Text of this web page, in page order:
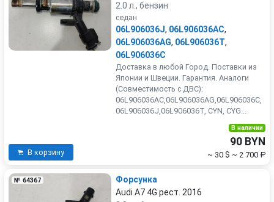
2.0 л., бензин
седан
06L906036J, 06L906036AC,
06L906036AG, 06L906036T,
06L906036C
Доставка в любой Город. Поставки из
Японии и Швеции. Гарантия. Аналоги
(Совместимость с ДВС):
06L906036AC,06L906036AG,06L906036C,
06L906036J,06L906036T, CYN, CYG...
В корзину
В наличии
90 BYN
~ 30 $ ~ 2 700 ₽
№ 64367
Форсунка
Audi A7 4G рест. 2016